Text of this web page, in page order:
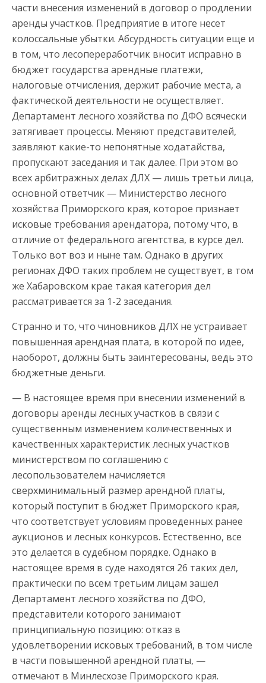
части внесения изменений в договор о продлении
аренды участков. Предприятие в итоге несет
колоссальные убытки. Абсурдность ситуации еще и
в том, что лесопереработчик вносит исправно в
бюджет государства арендные платежи,
налоговые отчисления, держит рабочие места, а
фактической деятельности не осуществляет.
Департамент лесного хозяйства по ДФО всячески
затягивает процессы. Меняют представителей,
заявляют какие-то непонятные ходатайства,
пропускают заседания и так далее. При этом во
всех арбитражных делах ДЛХ — лишь третьи лица,
основной ответчик — Министерство лесного
хозяйства Приморского края, которое признает
исковые требования арендатора, потому что, в
отличие от федерального агентства, в курсе дел.
Только вот воз и ныне там. Однако в других
регионах ДФО таких проблем не существует, в том
же Хабаровском крае такая категория дел
рассматривается за 1-2 заседания.
Странно и то, что чиновников ДЛХ не устраивает
повышенная арендная плата, в которой по идее,
наоборот, должны быть заинтересованы, ведь это
бюджетные деньги.
— В настоящее время при внесении изменений в
договоры аренды лесных участков в связи с
существенным изменением количественных и
качественных характеристик лесных участков
министерством по соглашению с
лесопользователем начисляется
сверхминимальный размер арендной платы,
который поступит в бюджет Приморского края,
что соответствует условиям проведенных ранее
аукционов и лесных конкурсов. Естественно, все
это делается в судебном порядке. Однако в
настоящее время в суде находятся 26 таких дел,
практически по всем третьим лицам зашел
Департамент лесного хозяйства по ДФО,
представители которого занимают
принципиальную позицию: отказ в
удовлетворении исковых требований, в том числе
в части повышенной арендной платы, —
отмечают в Минлесхозе Приморского края.